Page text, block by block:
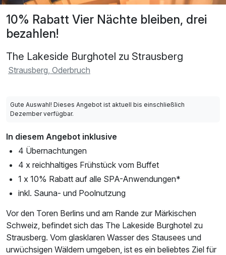
10% Rabatt Vier Nächte bleiben, drei
bezahlen!
The Lakeside Burghotel zu Strausberg
Strausberg, Oderbruch
Gute Auswahl! Dieses Angebot ist aktuell bis einschließlich
Dezember verfügbar.
In diesem Angebot inklusive
4 Übernachtungen
4 x reichhaltiges Frühstück vom Buffet
1 x 10% Rabatt auf alle SPA-Anwendungen*
inkl. Sauna- und Poolnutzung
Vor den Toren Berlins und am Rande zur Märkischen
Schweiz, befindet sich das The Lakeside Burghotel zu
Strausberg. Vom glasklaren Wasser des Stausees und
urwüchsigen Wäldern umgeben, ist es ein beliebtes Ziel für